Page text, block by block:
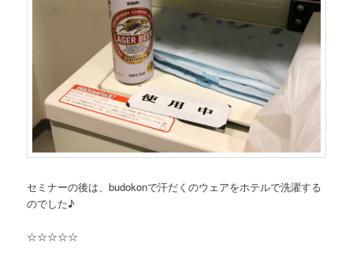
セミナーの後は、budokonで汗だくのウェアをホテルで洗濯する
のでした♪
☆☆☆☆☆